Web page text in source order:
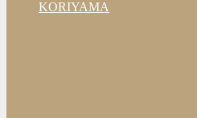
KORIYAMA